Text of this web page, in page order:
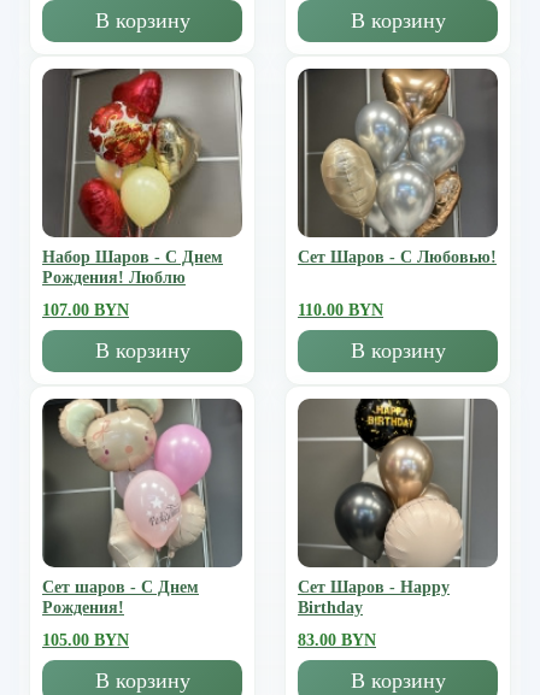
В корзину В корзину
Набор Шаров - С Днем
Рождения! Люблю
107.00 BYN
В корзину
Сет Шаров - С Любовью!
110.00 BYN
В корзину
Сет шаров - С Днем
Рождения!
105.00 BYN
В корзину
Сет Шаров - Happy
Birthday
83.00 BYN
В корзину